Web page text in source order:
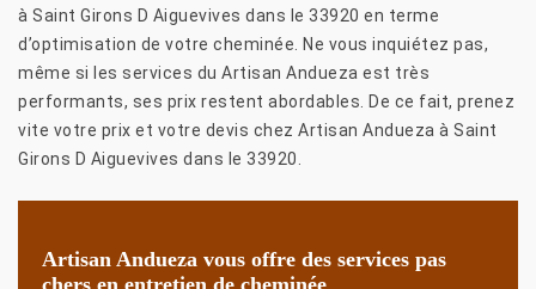
à Saint Girons D Aiguevives dans le 33920 en terme
d’optimisation de votre cheminée. Ne vous inquiétez pas,
même si les services du Artisan Andueza est très
performants, ses prix restent abordables. De ce fait, prenez
vite votre prix et votre devis chez Artisan Andueza à Saint
Girons D Aiguevives dans le 33920.
Artisan Andueza vous offre des services pas
chers en entretien de cheminée